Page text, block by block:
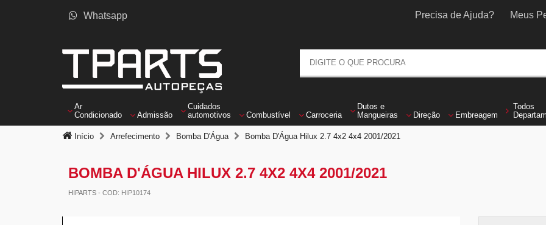
Whatsapp Precisa de Ajuda? Meus
Ar
Condicionado
Admissão
Cuidados
automotivos
Combustível Carroceria
Dutos e
Mangueiras
Direção Embreagem
Todos
Início Arrefecimento Bomba D'Água Bomba D'Água Hilux 2.7 4x2 4x4 2001/2021
BOMBA D'ÁGUA HILUX 2.7 4X2 4X4 2001/2021
HIPARTS - COD: HIP10174